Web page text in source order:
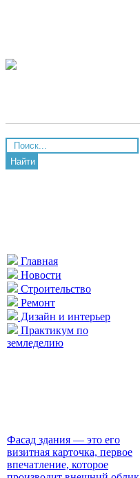
Найти
Главная
Новости
Строительство
Ремонт
Дизайн и интерьер
Практикум по
земледелию
Фасад здания — это его
визитная карточка, первое
впечатление, которое